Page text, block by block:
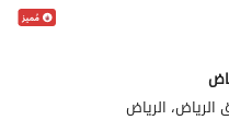
الرياض، الرياض